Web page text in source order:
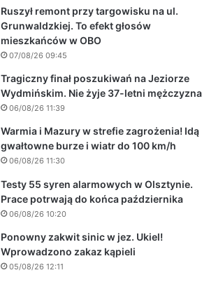
Ruszył remont przy targowisku na ul.
Grunwaldzkiej. To efekt głosów
mieszkańców w OBO
07/08/26 09:45
Tragiczny finał poszukiwań na Jeziorze
Wydmińskim. Nie żyje 37-letni mężczyzna
06/08/26 11:39
Warmia i Mazury w strefie zagrożenia! Idą
gwałtowne burze i wiatr do 100 km/h
06/08/26 11:30
Testy 55 syren alarmowych w Olsztynie.
Prace potrwają do końca października
06/08/26 10:20
Ponowny zakwit sinic w jez. Ukiel!
Wprowadzono zakaz kąpieli
05/08/26 12:11